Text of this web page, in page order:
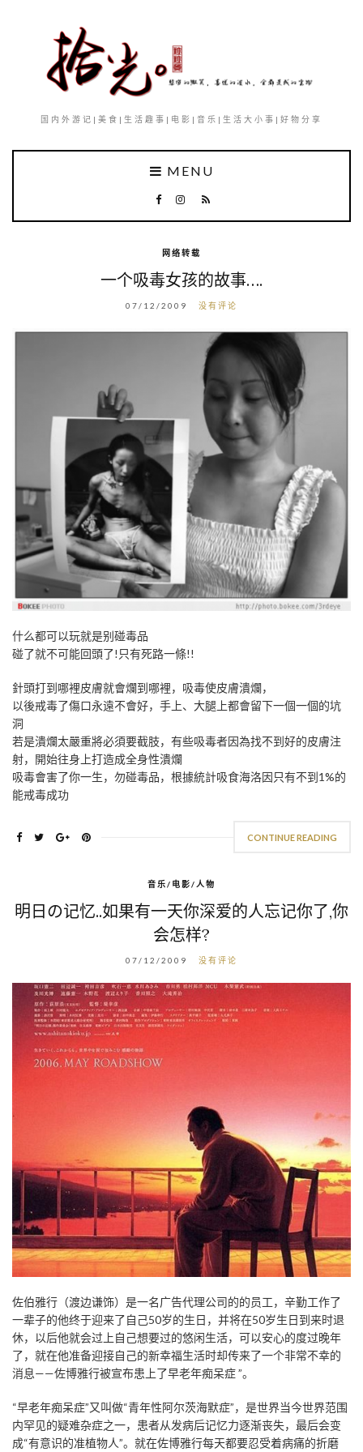
国内外游记|美食|生活趣事|电影|音乐|生活大小事|好物分享
MENU
网络转载
一个吸毒女孩的故事….
07/12/2009 没有评论
什么都可以玩就是别碰毒品
碰了就不可能回頭了!只有死路一條!!
針頭打到哪裡皮膚就會爛到哪裡，吸毒使皮膚潰爛，
以後戒毒了傷口永遠不會好，手上、大腿上都會留下一個一個的坑
洞
若是潰爛太嚴重將必須要截肢，有些吸毒者因為找不到好的皮膚注
射，開始往身上打造成全身性潰爛
吸毒會害了你一生，勿碰毒品，根據統計吸食海洛因只有不到1%的
能戒毒成功
CONTINUE READING
音乐/电影/人物
明日の记忆..如果有一天你深爱的人忘记你了,你
会怎样?
07/12/2009 没有评论
佐伯雅行（渡边谦饰）是一名广告代理公司的的员工，辛勤工作了
一辈子的他终于迎来了自己50岁的生日，并将在50岁生日到来时退
休，以后他就会过上自己想要过的悠闲生活，可以安心的度过晚年
了，就在他准备迎接自己的新幸福生活时却传来了一个非常不幸的
消息——佐博雅行被宣布患上了早老年痴呆症 ”。
“早老年痴呆症”又叫做“青年性阿尔茨海默症”，是世界当今世界范围
内罕见的疑难杂症之一，患者从发病后记忆力逐渐丧失，最后会变
成“有意识的准植物人”。就在佐博雅行每天都要忍受着病痛的折磨